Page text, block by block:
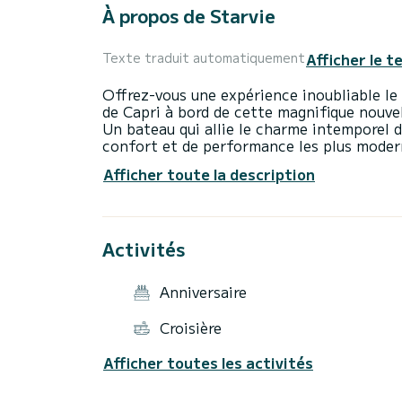
À propos de Starvie
Texte traduit automatiquementAfficher le
Offrez-vous une expérience inoubliable
de Capri à bord de cette magnifique
Un bateau qui allie le charme
confort et de performance les plus
détente maximale, ce bateau est idéal
simplement admirer les vues à couper le
charmantes et des criques cachées, avec
jusqu'à 12 passagers plus 2 membres
privée et soignée dans les moindres
l'arrière, parfaites pour se détendre et
avec canapé et table, idéale pour
l'équilibre parfait entre détente, aventure
Afficher toute la description
Activités
Anniversaire
Croisière
Afficher toutes les activités